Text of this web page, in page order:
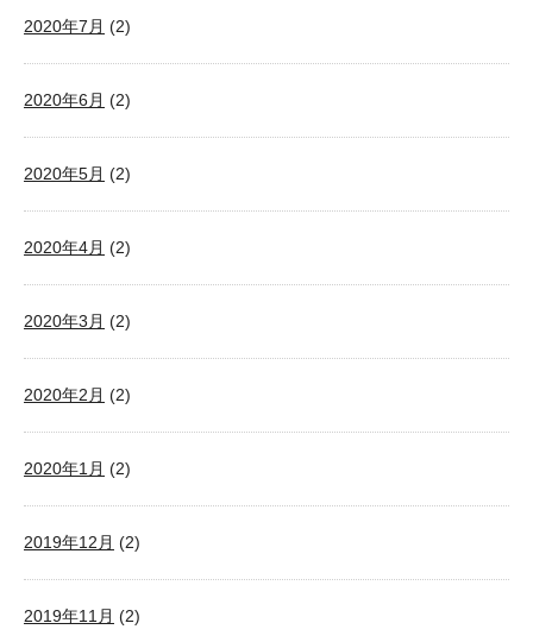
2020年7月 (2)
2020年6月 (2)
2020年5月 (2)
2020年4月 (2)
2020年3月 (2)
2020年2月 (2)
2020年1月 (2)
2019年12月 (2)
2019年11月 (2)